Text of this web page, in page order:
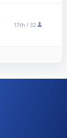
17th / 32